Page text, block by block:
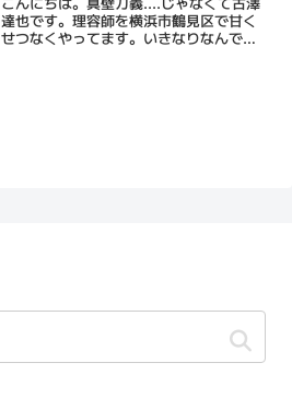
達也です。理容師を横浜市鶴見区で甘く
せつなくやってます。いきなりなんです